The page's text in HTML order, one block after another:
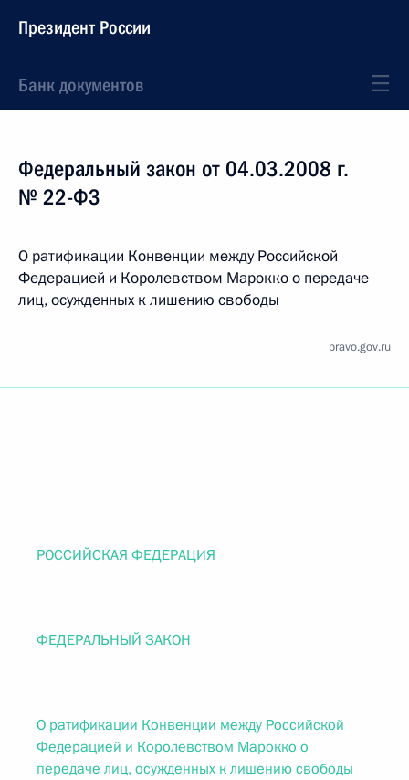
Президент России
Банк документов
Федеральный закон от 04.03.2008 г.
№ 22-ФЗ
О ратификации Конвенции между Российской
Федерацией и Королевством Марокко о передаче
лиц, осужденных к лишению свободы
pravo.gov.ru
РОССИЙСКАЯ ФЕДЕРАЦИЯ
ФЕДЕРАЛЬНЫЙ ЗАКОН
О ратификации Конвенции между Российской
Федерацией и Королевством Марокко о
передаче лиц, осужденных к лишению свободы